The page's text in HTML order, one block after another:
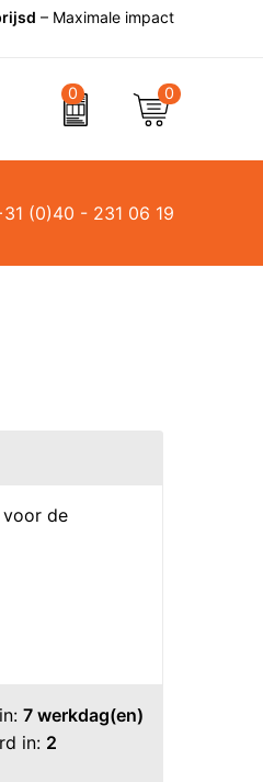
– Maximale impact
0 0
(0)40 - 231 06 19
de
7 werkdag(en)
in: 2